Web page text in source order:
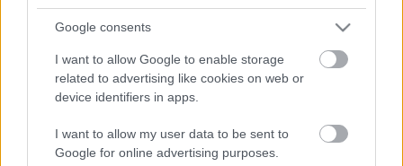
Google consents
I want to allow Google to enable storage
related to advertising like cookies on web or
device identifiers in apps.
I want to allow my user data to be sent to
Google for online advertising purposes.
fejlesztésű Elflock
| 2025.07.10 09:47
A NovaSphera Studio és a SzinkronSarok együtt dolgozik a
magyar szinkronon, de a közösség segítségére is szükség